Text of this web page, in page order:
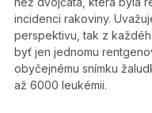
incidenci rakoviny.
perspektivu, tak z
byť jen jednomu
obyčejnému snímku
až 6000 leukémii.